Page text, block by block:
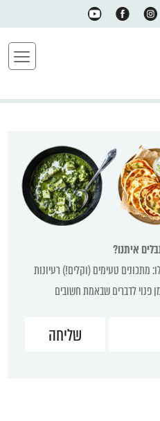
איתנו?
מתכונים טעימים (וקלים!) רעיונות
פנוי לדברים שבאמת חשובים